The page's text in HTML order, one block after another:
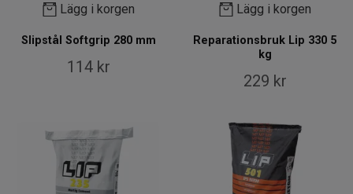
Lägg i korgen
Slipstål Softgrip 280 mm
114 kr
Lägg i korgen
Reparationsbruk Lip 330 5
kg
229 kr